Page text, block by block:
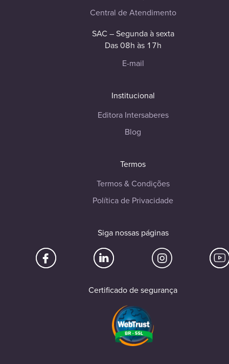
Central de Atendimento
SAC – Segunda à sexta
Das 08h às 17h
E-mail
Institucional
Editora Intersaberes
Blog
Termos
Termos & Condições
Política de Privacidade
Siga nossas páginas
Certificado de segurança